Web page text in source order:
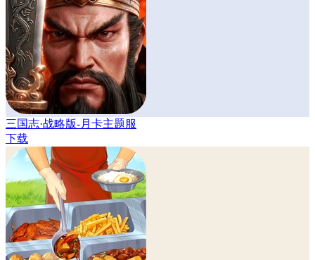
三国志·战略版-月卡主题服
下载